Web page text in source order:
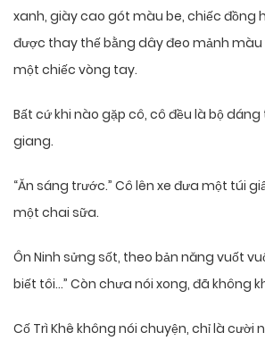
xanh, giày cao gót màu be, chiếc đồng
được thay thế bằng dây đeo mảnh
một chiếc vòng tay.
Bất cứ khi nào gặp cô, cô đều là bộ
giang.
“Ăn sáng trước.” Cô lên xe đưa một túi
một chai sữa.
Ôn Ninh sửng sốt, theo bản năng vuốt
biết tôi…” Còn chưa nói xong, đã không
Cố Trì Khê không nói chuyện, chỉ là cười